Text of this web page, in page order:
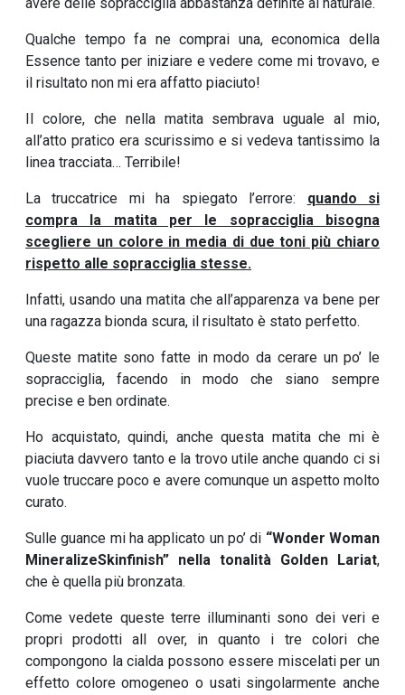
Qualche tempo fa ne comprai una, economica della
Essence tanto per iniziare e vedere come mi trovavo, e
il risultato non mi era affatto piaciuto!
Il colore, che nella matita sembrava uguale al mio,
all’atto pratico era scurissimo e si vedeva tantissimo la
linea tracciata… Terribile!
La truccatrice mi ha spiegato l’errore: quando si
compra la matita per le sopracciglia bisogna
scegliere un colore in media di due toni più chiaro
rispetto alle sopracciglia stesse.
Infatti, usando una matita che all’apparenza va bene per
una ragazza bionda scura, il risultato è stato perfetto.
Queste matite sono fatte in modo da cerare un po’ le
sopracciglia, facendo in modo che siano sempre
precise e ben ordinate.
Ho acquistato, quindi, anche questa matita che mi è
piaciuta davvero tanto e la trovo utile anche quando ci si
vuole truccare poco e avere comunque un aspetto molto
curato.
Sulle guance mi ha applicato un po’ di “Wonder Woman
MineralizeSkinfinish” nella tonalità Golden Lariat,
che è quella più bronzata.
Come vedete queste terre illuminanti sono dei veri e
propri prodotti all over, in quanto i tre colori che
compongono la cialda possono essere miscelati per un
effetto colore omogeneo o usati singolarmente anche